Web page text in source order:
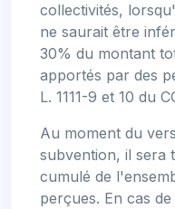
collectivités,
ne saurait être
30% du montant
apportés par des
L. 1111-9 et 10 du
Au moment du
subvention, il sera
cumulé de
perçues. En cas